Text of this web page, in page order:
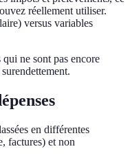
réellement utiliser.
versus variables
ne sont pas encore
en différentes
factures) et non